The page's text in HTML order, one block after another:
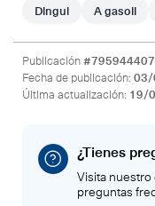
Dingui
A gasoil
Publicación
Fecha de publicación:
Última actualización: 19/
¿Tienes
Visita
preguntas